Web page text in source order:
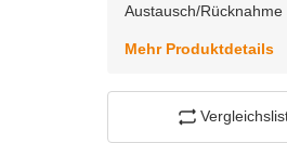
Austausch/
Mehr Produktdetails